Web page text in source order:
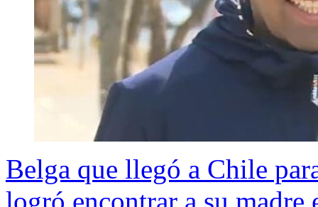
Belga que llegó a Chile
logró encontrar a su madre